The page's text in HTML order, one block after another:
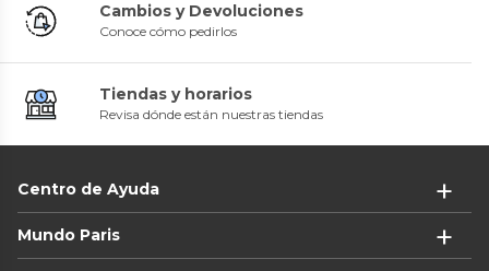
Cambios y Devoluciones
Conoce cómo pedirlos
Tiendas y horarios
Revisa dónde están nuestras tiendas
Centro de Ayuda
Mundo Paris